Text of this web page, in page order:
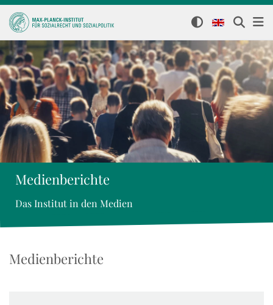
Medienberichte
Das Institut in den Medien
Medienberichte